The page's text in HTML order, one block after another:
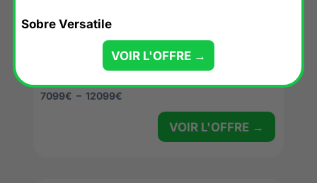
7099€ – 12099€
VOIR L'OFFRE →
Sobre Versatile
VOIR L'OFFRE →